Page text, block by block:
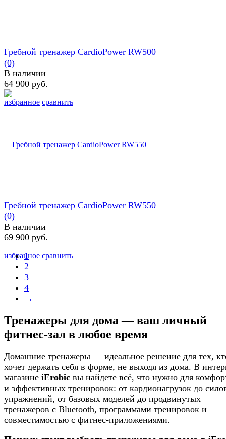
избранное сравнить
Гребной тренажер CardioPower RW500
(0)
В наличии
64 900 руб.
избранное сравнить
Гребной тренажер CardioPower RW550
(0)
В наличии
69 900 руб.
1
2
3
4
→
Тренажеры для дома — ваш личный
фитнес-зал в любое время
Домашние тренажеры — идеальное решение для тех,
хочет держать себя в форме, не выходя из дома. В
магазине iErobic вы найдете всё, что нужно для
и эффективных тренировок: от кардионагрузок до
упражнений, от базовых моделей до продвинутых
тренажеров с Bluetooth, программами тренировок и
совместимостью с фитнес-приложениями.